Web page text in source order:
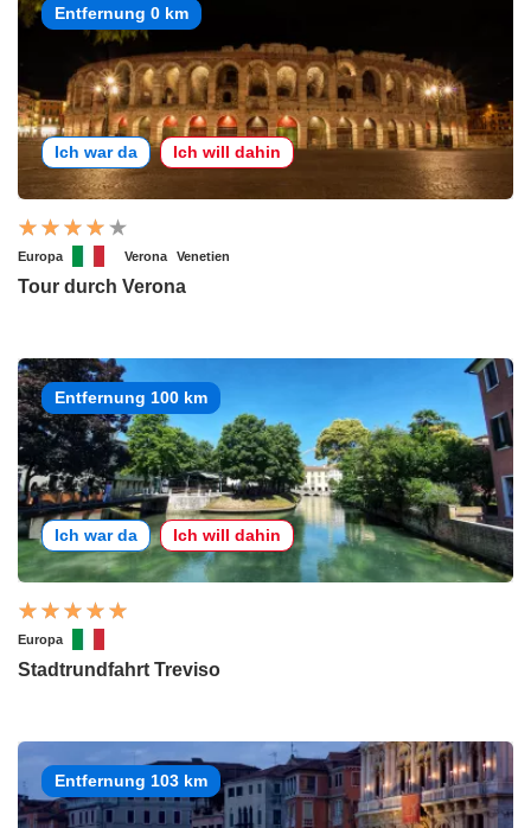
Entfernung 0 km
Ich war da Ich will dahin
Europa Verona Venetien
Tour durch Verona
Entfernung 100 km
Ich war da Ich will dahin
Europa
Stadtrundfahrt Treviso
Entfernung 103 km